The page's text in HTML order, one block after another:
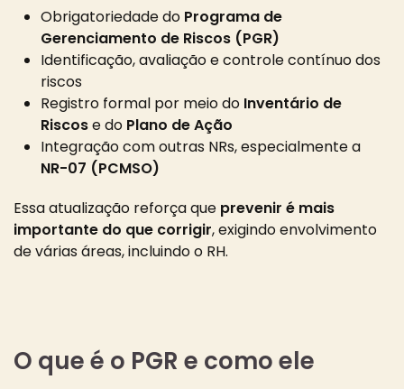
Obrigatoriedade do Programa de
Gerenciamento de Riscos (PGR)
Identificação, avaliação e controle contínuo dos
riscos
Registro formal por meio do Inventário de
Riscose do Plano de Ação
Integração com outras NRs, especialmente a
NR-07 (PCMSO)
Essa atualização reforça que prevenir é mais
importante do que corrigir, exigindo envolvimento
de várias áreas, incluindo o RH.
O que é o PGR e como ele